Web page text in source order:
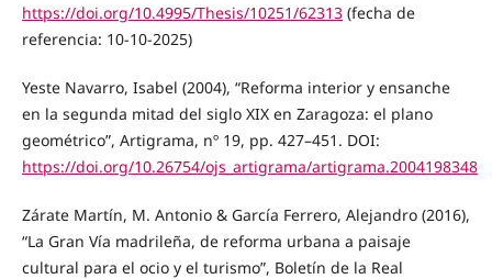
https://doi.org/10.4995/Thesis/10251/62313(fecha de
referencia: 10-10-2025)
Yeste Navarro, Isabel (2004), “Reforma interior y ensanche
en la segunda mitad del siglo XIX en Zaragoza: el plano
geométrico”, Artigrama, nº 19, pp. 427–451. DOI:
https://doi.org/10.26754/ojs_artigrama/artigrama.2004198348
Zárate Martín, M. Antonio & García Ferrero, Alejandro (2016),
“La Gran Vía madrileña, de reforma urbana a paisaje
cultural para el ocio y el turismo”, Boletín de la Real